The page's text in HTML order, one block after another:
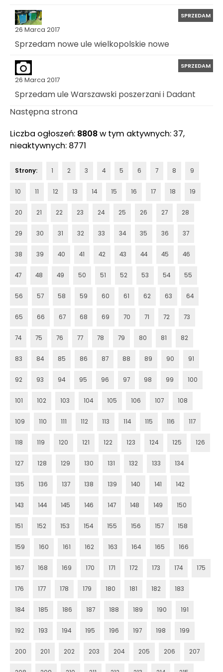
26 Marca 2017
SPRZEDAM
Sprzedam nowe ule wielkopolskie nowe
26 Marca 2017
SPRZEDAM
Sprzedam ule Warszawski poszerzani i Dadant
Następna strona
Liczba ogłoszeń: 8808w tym aktywnych: 37,
nieaktywnych: 8771
Strony: 1 2 3 4 5 6 7 8 9
10 11 12 13 14 15 16 17 18 19
20 21 22 23 24 25 26 27 28
29 30 31 32 33 34 35 36 37
38 39 40 41 42 43 44 45 46
47 48 49 50 51 52 53 54 55
56 57 58 59 60 61 62 63 64
65 66 67 68 69 70 71 72 73
74 75 76 77 78 79 80 81 82
83 84 85 86 87 88 89 90 91
92 93 94 95 96 97 98 99 100
101 102 103 104 105 106 107 108
109 110 111 112 113 114 115 116 117
118 119 120 121 122 123 124 125 126
127 128 129 130 131 132 133 134
135 136 137 138 139 140 141 142
143 144 145 146 147 148 149 150
151 152 153 154 155 156 157 158
159 160 161 162 163 164 165 166
167 168 169 170 171 172 173 174 175
176 177 178 179 180 181 182 183
184 185 186 187 188 189 190 191
192 193 194 195 196 197 198 199
200 201 202 203 204 205 206 207